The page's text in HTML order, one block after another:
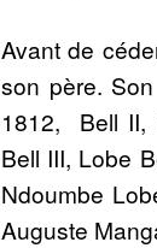
Avant de
son père.
1812, Bell II,
Bell III, Lobe
Ndoumbe
Auguste